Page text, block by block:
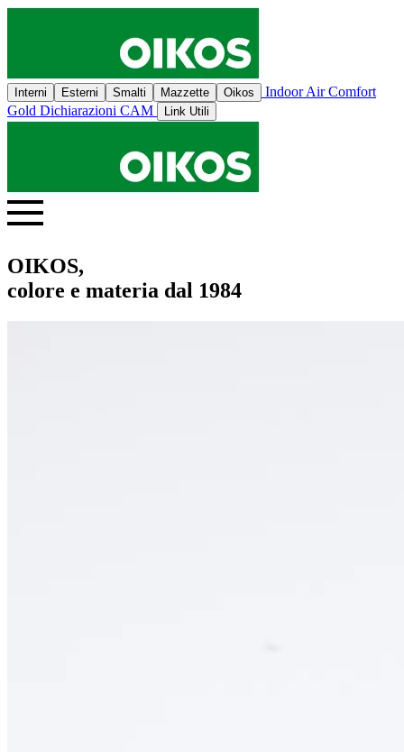
Interni Esterni Smalti Mazzette Oikos
Indoor Air Comfort
Gold Dichiarazioni CAM Link Utili
OIKOS,
colore e materia dal 1984